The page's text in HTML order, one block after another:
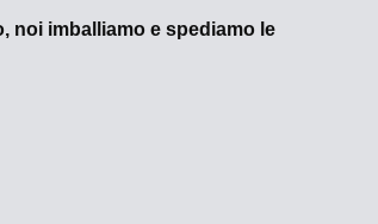
noi imballiamo e spediamo le